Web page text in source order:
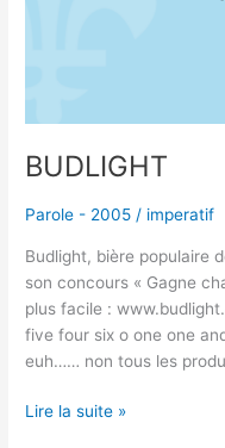
BUDLIGHT
Parole - 2005 / imperatif
Budlight, bière populaire
son concours « Gagne
plus facile :
five four six o one one
euh…… non tous les
Lire la suite »